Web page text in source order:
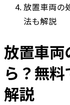
放置車両の
法も解説
放置車両
ら？無
解説